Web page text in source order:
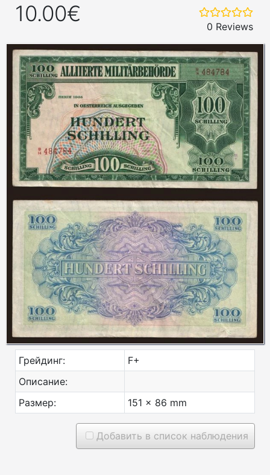
10.00€
0 Reviews
Грейдинг:
F+
Описание:
Размер:
151 x 86 mm
Добавить в список наблюдения